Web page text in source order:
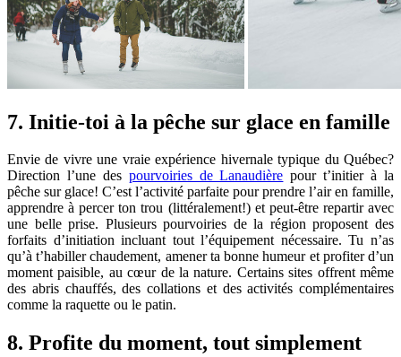
7. Initie-toi à la pêche sur glace en famille
Envie de vivre une vraie expérience hivernale typique du Québec?
Direction l’une des pourvoiries de Lanaudière pour t’initier à la
pêche sur glace! C’est l’activité parfaite pour prendre l’air en famille,
apprendre à percer ton trou (littéralement!) et peut-être repartir avec
une belle prise. Plusieurs pourvoiries de la région proposent des
forfaits d’initiation incluant tout l’équipement nécessaire. Tu n’as
qu’à t’habiller chaudement, amener ta bonne humeur et profiter d’un
moment paisible, au cœur de la nature. Certains sites offrent même
des abris chauffés, des collations et des activités complémentaires
comme la raquette ou le patin.
8. Profite du moment, tout simplement